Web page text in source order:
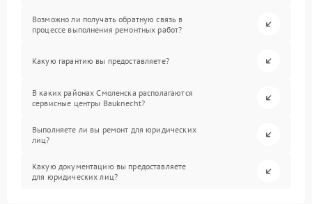
Возможно ли получать обратную связь в
процессе выполнения ремонтных работ?
Какую гарантию вы предоставляете?
В каких районах Смоленска располагаются
сервисные центры Bauknecht?
Выполняете ли вы ремонт для юридических
лиц?
Какую документацию вы предоставляете
для юридических лиц?